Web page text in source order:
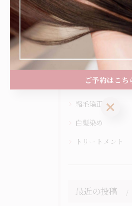
カテゴリー
全てのカテゴリー
ヘッドスパ
カラー
縮毛矯正
白髪染め
トリートメント
最近の投稿
ご予約はこちら
ご予約はこち